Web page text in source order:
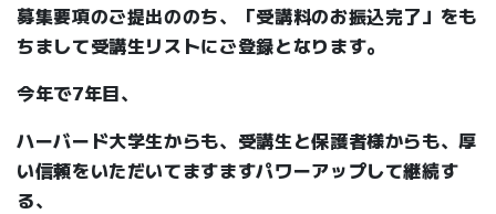
募集要項のご提出ののち、「受講料のお振込完了」をも
ちまして受講生リストにご登録となります。
今年で7年目、
ハーバード大学生からも、受講生と保護者様からも、厚
い信頼をいただいてますますパワーアップして継続す
る、